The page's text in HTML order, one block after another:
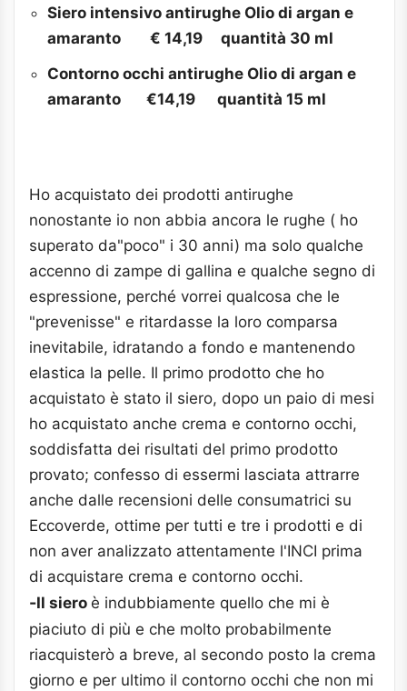
Siero intensivo antirughe Olio di argan e
amaranto € 14,19 quantità 30 ml
Contorno occhi antirughe Olio di argan e
amaranto €14,19 quantità 15 ml
Ho acquistato dei prodotti antirughe
nonostante io non abbia ancora le rughe ( ho
superato da"poco" i 30 anni) ma solo qualche
accenno di zampe di gallina e qualche segno di
espressione, perché vorrei qualcosa che le
"prevenisse" e ritardasse la loro comparsa
inevitabile, idratando a fondo e mantenendo
elastica la pelle. Il primo prodotto che ho
acquistato è stato il siero, dopo un paio di mesi
ho acquistato anche crema e contorno occhi,
soddisfatta dei risultati del primo prodotto
provato; confesso di essermi lasciata attrarre
anche dalle recensioni delle consumatrici su
Eccoverde, ottime per tutti e tre i prodotti e di
non aver analizzato attentamente l'INCI prima
di acquistare crema e contorno occhi.
-Il siero è indubbiamente quello che mi è
piaciuto di più e che molto probabilmente
riacquisterò a breve, al secondo posto la crema
giorno e per ultimo il contorno occhi che non mi